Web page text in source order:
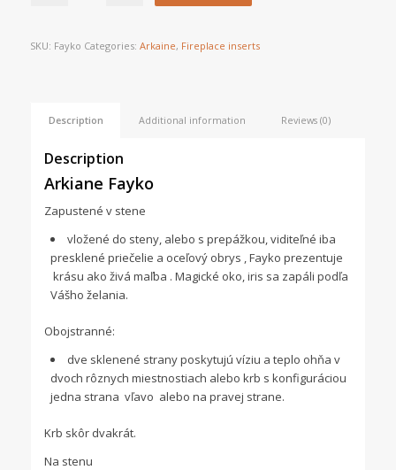
SKU: Fayko Categories: Arkaine, Fireplace inserts
Description Additional information Reviews (0)
Description
Arkiane Fayko
Zapustené v stene
vložené do steny, alebo s prepážkou, viditeľné iba
presklené priečelie a oceľový obrys , Fayko prezentuje
krásu ako živá maľba . Magické oko, iris sa zapáli podľa
Vášho želania.
Obojstranné:
dve sklenené strany poskytujú víziu a teplo ohňa v
dvoch rôznych miestnostiach alebo krb s konfiguráciou
jedna strana vľavo alebo na pravej strane.
Krb skôr dvakrát.
Na stenu